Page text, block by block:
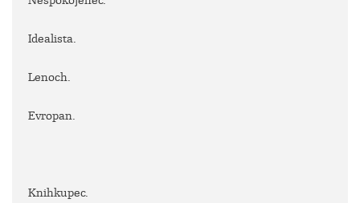
Idealista.
Lenoch.
Evropan.
Knihkupec.